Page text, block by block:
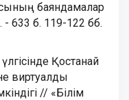
баяндамалар
- 633 б. 119-122 бб.
Қостанай
виртуалды
// «Білім